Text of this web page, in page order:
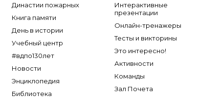
Династии пожарных
Книга памяти
День в истории
Учебный центр
#вдпо130лет
Новости
Энциклопедия
Библиотека
Интерактивные
презентации
Онлайн-тренажеры
Тесты и викторины
Это интересно!
Активности
Команды
Зал Почета